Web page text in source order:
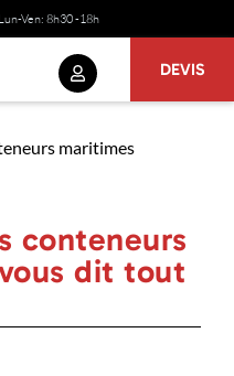
Lun-Ven: 8h30 -18h
DEVIS
conteneurs
dit tout